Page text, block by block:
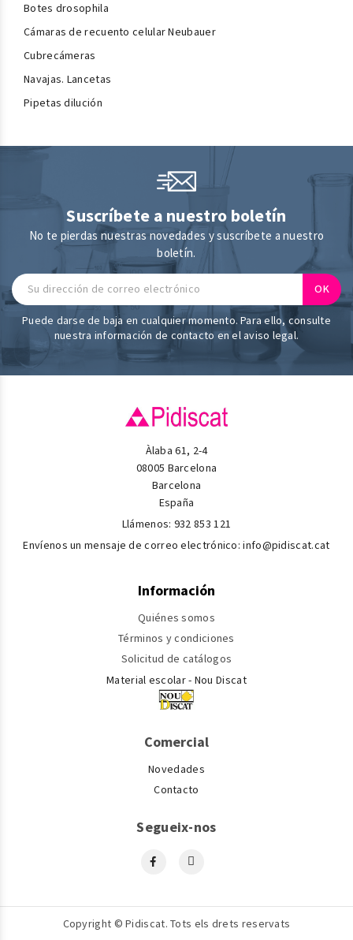
Botes drosophila
Cámaras de recuento celular Neubauer
Cubrecámeras
Navajas. Lancetas
Pipetas dilución
Suscríbete a nuestro boletín
No te pierdas nuestras novedades y suscríbete a nuestro
boletín.
Puede darse de baja en cualquier momento. Para ello, consulte
nuestra información de contacto en el aviso legal.
Àlaba 61, 2-4
08005 Barcelona
Barcelona
España
Llámenos: 932 853 121
Envíenos un mensaje de correo electrónico:info@pidiscat.cat
Información
Quiénes somos
Términos y condiciones
Solicitud de catálogos
Material escolar - Nou Discat
Comercial
Novedades
Contacto
Segueix-nos
Copyright © Pidiscat. Tots els drets reservats